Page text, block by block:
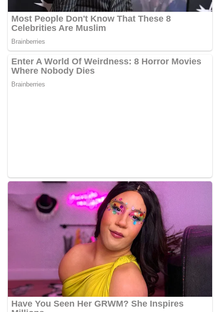
kegiatan semacam ini, Bhabinkamtibmas tidak
hanya berperan sebagai penyampai informasi
dan imbauan, tetapi juga sebagai mitra
Bhabinkamtibmas di tengah-tengah warga
diharapkan dapat semakin mempererat
hubungan kemitraan antara Polri dan
masyarakat, sekaligus membangun kesadaran
sekaligus menumbuhkan semangat nasionalisme
warga dalam menyambut Hari Kemerdekaan RI.
Bhabinkamtibmas Polsek Medan Sunggal
Sambangi Warga Kelurahan Sunggal, Ingatkan
Pemasangan Bendera Merah Putih Jelang HUT
Kemerdekaan RI‎‎Medan, 5 Agustus 2026 — Dalam
rangka menyambut Hari Ulang Tahun
Kemerdekaan Republik Indonesia yang ke-
81noktahsumutcoomBhabinkamtibmas Kelurahan
Sunggal, Aiptu Muliyadi Suraukur, melaksanakan
kegiatan sambang Door to Door System (DDS)
kepada warga di wilayah Kelurahan Sunggal,
Kecamatan Medan Sunggal, pada Rabu